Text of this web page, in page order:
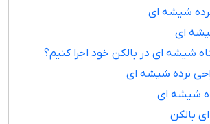
شیشه ای
ای
شیشه ای در بالکن خود اجرا کنیم؟
نرده شیشه ای
شیشه ای
بالکن